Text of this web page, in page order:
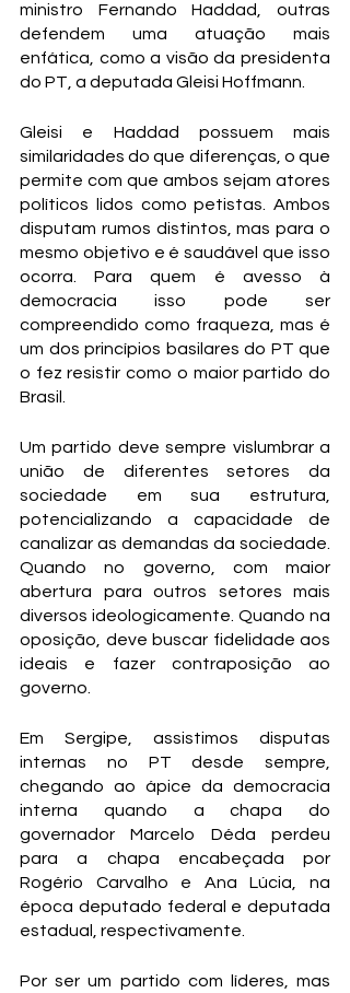
ministro Fernando Haddad, outras
defendem uma atuação mais
enfática, como a visão da presidenta
do PT, a deputada Gleisi Hoffmann.
Gleisi e Haddad possuem mais
similaridades do que diferenças, o que
permite com que ambos sejam atores
políticos lidos como petistas. Ambos
disputam rumos distintos, mas para o
mesmo objetivo e é saudável que isso
ocorra. Para quem é avesso à
democracia isso pode ser
compreendido como fraqueza, mas é
um dos princípios basilares do PT que
o fez resistir como o maior partido do
Brasil.
Um partido deve sempre vislumbrar a
união de diferentes setores da
sociedade em sua estrutura,
potencializando a capacidade de
canalizar as demandas da sociedade.
Quando no governo, com maior
abertura para outros setores mais
diversos ideologicamente. Quando na
oposição, deve buscar fidelidade aos
ideais e fazer contraposição ao
governo.
Em Sergipe, assistimos disputas
internas no PT desde sempre,
chegando ao ápice da democracia
interna quando a chapa do
governador Marcelo Déda perdeu
para a chapa encabeçada por
Rogério Carvalho e Ana Lúcia, na
época deputado federal e deputada
estadual, respectivamente.
Por ser um partido com líderes, mas